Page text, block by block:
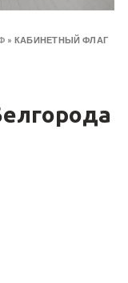
» КАБИНЕТНЫЙ ФЛАГ